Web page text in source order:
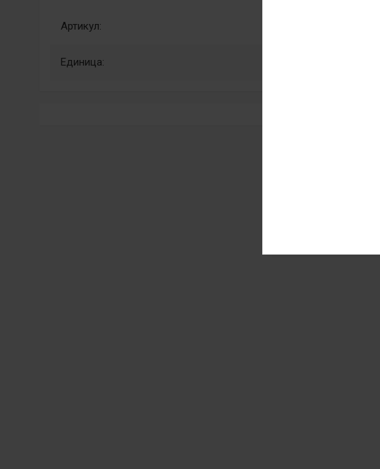
Артикул:
Единица: